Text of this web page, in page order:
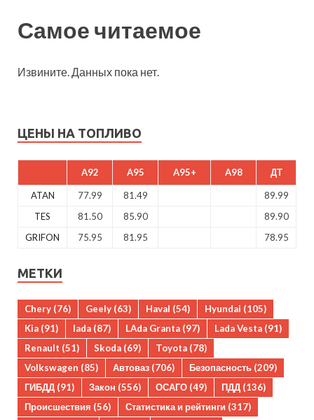
Самое читаемое
Извините. Данных пока нет.
ЦЕНЫ НА ТОПЛИВО
A92 A95 A95+ A98 ДТ
ATAN 77.99 81.49
89.99
TES
81.50 85.90
89.90
GRIFON
75.95 81.95 78.95
МЕТКИ
Chery (76) Geely (63) Haval (54) Hyundai (105)
Kia (91) lada (87) LAda Granta (97) Lada Vesta (91)
Renault (51) Skoda (69) Toyota (78)
Volkswagen (85) Автоваз (706) Безопасность (209)
ГИБДД (91) Закон (556) ОСАГО (49) ПДД (136)
Происшествия (56) Статистика и рейтинги (317)